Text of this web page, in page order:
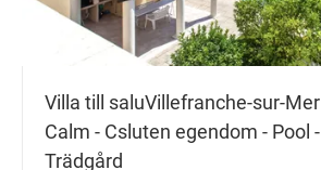
Villa till saluVillefranche-sur-Mer
Сalm - Сsluten egendom - Pool -
Trädgård